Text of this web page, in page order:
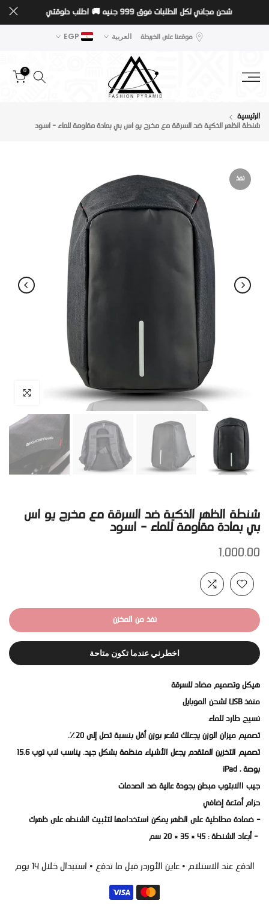
شحن مجاني لكل الطلبات فوق 999 جنيه 🚚 اطلب دلوقتي
موقعنا على الخريطة العربية EGP
0
الرئيسية
شنطة الظهر الذكية ضد السرقة مع مخرج يو اس بي بمادة مقاومة للماء - اسود
نفذ
اضغط
شنطة الظهر الذكية ضد السرقة مع مخرج يو اس
بي بمادة مقاومة للماء - اسود
1,000.00
نفذ من المخزن
اخطرني عندما تكون متاحة
هيكل وتصميم مضاد للسرقة
منفذ USB لشحن الموبايل
نسيج طارد للماء
تصميم ميزان الوزن يجعلك تشعر بوزن أقل بنسبة تصل إلى 20٪.
تصميم التخزين المتقدم يجعل الأشياء منظمة بشكل جيد. يناسب لاب توب 15.6
بوصة ، iPad
جيب االابتوب مبطن بجودة عالية ضد الصدمات
حزام أمتعة إضافي
- ضمادة مطاطية على الظهر يمكن استخدامها لتثبيت الشنطه على ظهرك
- أبعاد الشنطة : 45 × 35 × 20 سم
الدفع عند الاستلام • عاين الأوردر قبل ما تدفع • استبدال خلال 14 يوم